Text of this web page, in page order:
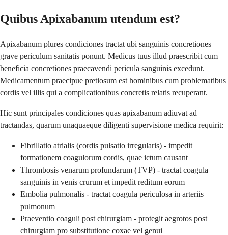
Quibus Apixabanum utendum est?
Apixabanum plures condiciones tractat ubi sanguinis concretiones
grave periculum sanitatis ponunt. Medicus tuus illud praescribit cum
beneficia concretiones praecavendi pericula sanguinis excedunt.
Medicamentum praecipue pretiosum est hominibus cum problematibus
cordis vel illis qui a complicationibus concretis relatis recuperant.
Hic sunt principales condiciones quas apixabanum adiuvat ad
tractandas, quarum unaquaeque diligenti supervisione medica requirit:
Fibrillatio atrialis (cordis pulsatio irregularis) - impedit
formationem coagulorum cordis, quae ictum causant
Thrombosis venarum profundarum (TVP) - tractat coagula
sanguinis in venis crurum et impedit reditum eorum
Embolia pulmonalis - tractat coagula periculosa in arteriis
pulmonum
Praeventio coaguli post chirurgiam - protegit aegrotos post
chirurgiam pro substitutione coxae vel genui